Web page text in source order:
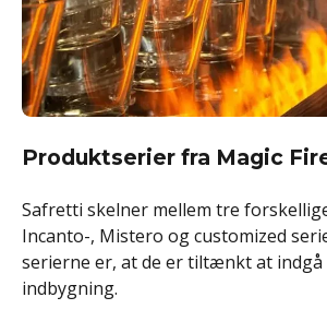
Produktserier fra Magic
Safretti skelner mellem tre
Incanto-, Mistero og customized
serierne er, at de er tiltænkt at
indbygning.